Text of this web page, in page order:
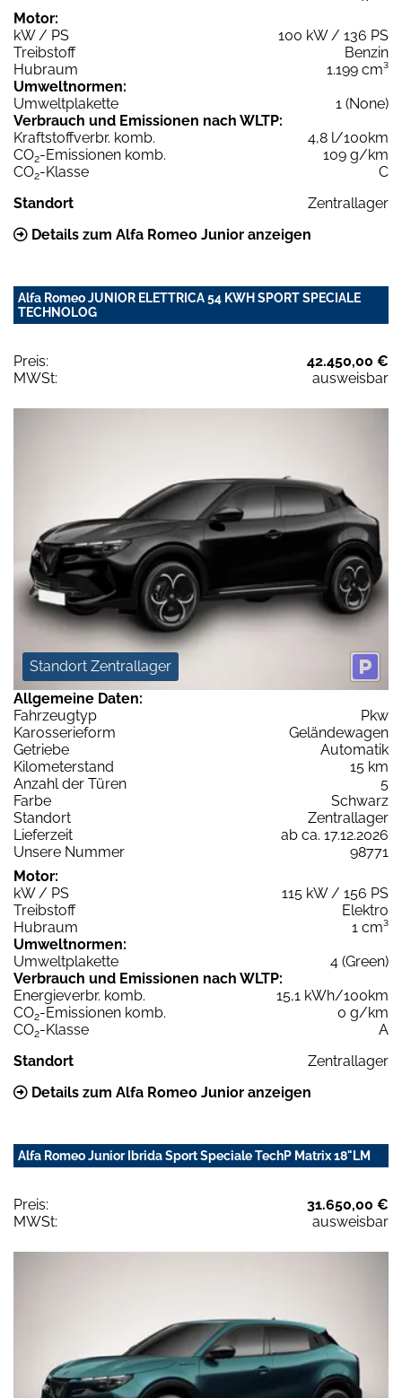
Motor:
kW / PS
100 kW / 136 PS
Treibstoff
Benzin
Hubraum
1.199 cm³
Umweltnormen:
Umweltplakette
1 (None)
Verbrauch und Emissionen nach WLTP:
Kraftstoffverbr. komb.
4,8 l/100km
CO2-Emissionen komb.
109 g/km
CO2-Klasse
C
Standort
Zentrallager
Details zum Alfa Romeo Junior anzeigen
Alfa Romeo JUNIOR ELETTRICA 54 KWH SPORT SPECIALE
TECHNOLOG
Preis:
42.450,00 €
MWSt:
ausweisbar
Standort Zentrallager
Allgemeine Daten:
Fahrzeugtyp
Pkw
Karosserieform
Geländewagen
Getriebe
Automatik
Kilometerstand
15 km
Anzahl der Türen
5
Farbe
Schwarz
Standort
Zentrallager
Lieferzeit
ab ca. 17.12.2026
Unsere Nummer
98771
Motor:
kW / PS
115 kW / 156 PS
Treibstoff
Elektro
Hubraum
1 cm³
Umweltnormen:
Umweltplakette
4 (Green)
Verbrauch und Emissionen nach WLTP:
Energieverbr. komb.
15,1 kWh/100km
CO2-Emissionen komb.
0 g/km
CO2-Klasse
A
Standort
Zentrallager
Details zum Alfa Romeo Junior anzeigen
Alfa Romeo Junior Ibrida Sport Speciale TechP Matrix 18"LM
Preis:
31.650,00 €
MWSt:
ausweisbar